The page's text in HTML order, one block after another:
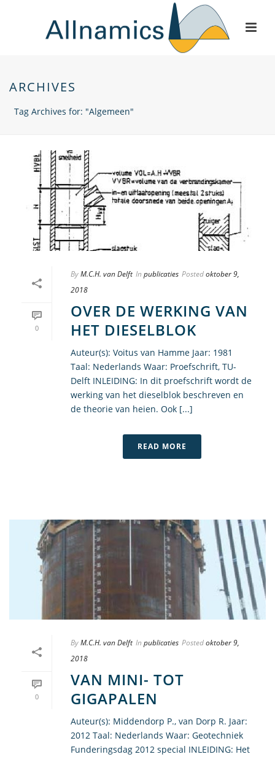
ARCHIVES
Tag Archives for: "Algemeen"
0
ByM.C.H. van Delft In publicaties Postedoktober 9,
2018
OVER DE WERKING VAN
HET DIESELBLOK
Auteur(s): Voitus van Hamme Jaar: 1981
Taal: Nederlands Waar: Proefschrift, TU-
Delft INLEIDING: In dit proefschrift wordt de
werking van het dieselblok beschreven en
de theorie van heien. Ook [...]
READ MORE
0
ByM.C.H. van Delft In publicaties Postedoktober 9,
2018
VAN MINI- TOT
GIGAPALEN
Auteur(s): Middendorp P., van Dorp R. Jaar:
2012 Taal: Nederlands Waar: Geotechniek
Funderingsdag 2012 special INLEIDING: Het